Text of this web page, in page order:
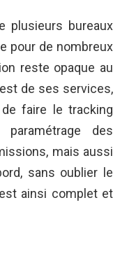
plusieurs bureaux
pour de nombreux
reste opaque au
de ses services,
faire le tracking
des
mais aussi
sans oublier le
ainsi complet et